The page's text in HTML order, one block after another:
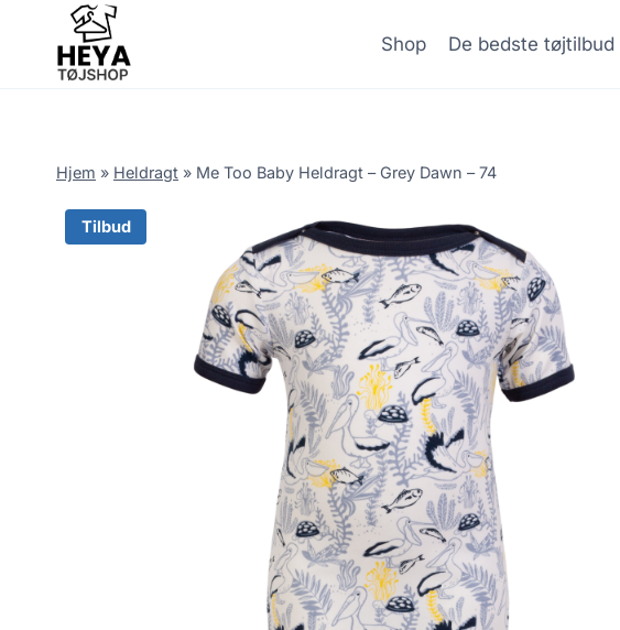
content
Shop De bedste tøjtilbud
Hjem » Heldragt » Me Too Baby Heldragt – Grey Dawn – 74
Tilbud